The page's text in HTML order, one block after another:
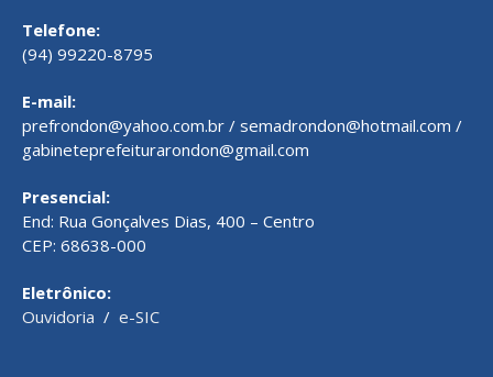
Telefone:
(94) 99220-8795
E-mail:
prefrondon@yahoo.com.br / semadrondon@hotmail.com /
gabineteprefeiturarondon@gmail.com
Presencial:
End: Rua Gonçalves Dias, 400 – Centro
CEP: 68638-000
Eletrônico:
Ouvidoria / e-SIC